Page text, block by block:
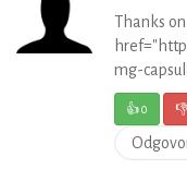
Thanks
mg-
👍0 👎